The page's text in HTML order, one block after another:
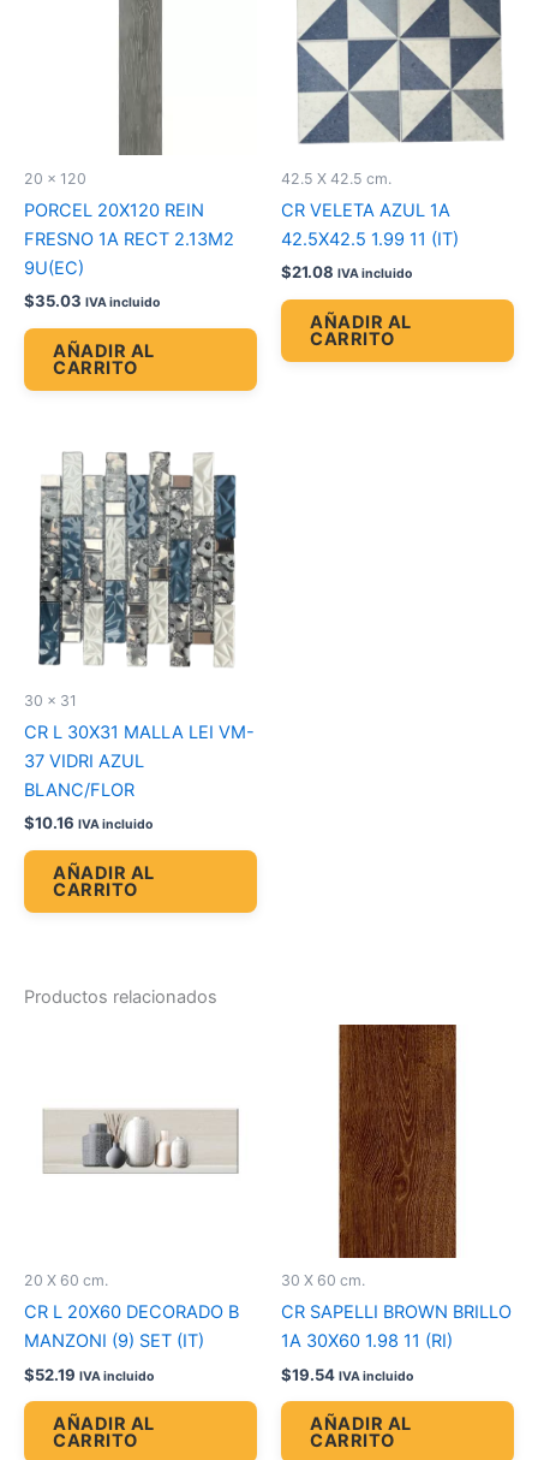
20 x 120
PORCEL 20X120 REIN
FRESNO 1A RECT 2.13M2
9U(EC)
$35.03 IVA incluido
AÑADIR AL
CARRITO
42.5 X 42.5 cm.
CR VELETA AZUL 1A
42.5X42.5 1.99 11 (IT)
$21.08 IVA incluido
AÑADIR AL
CARRITO
30 x 31
CR L 30X31 MALLA LEI VM-
37 VIDRI AZUL
BLANC/FLOR
$10.16 IVA incluido
AÑADIR AL
CARRITO
Productos relacionados
20 X 60 cm.
CR L 20X60 DECORADO B
MANZONI (9) SET (IT)
$52.19 IVA incluido
AÑADIR AL
CARRITO
30 X 60 cm.
CR SAPELLI BROWN BRILLO
1A 30X60 1.98 11 (RI)
$19.54 IVA incluido
AÑADIR AL
CARRITO